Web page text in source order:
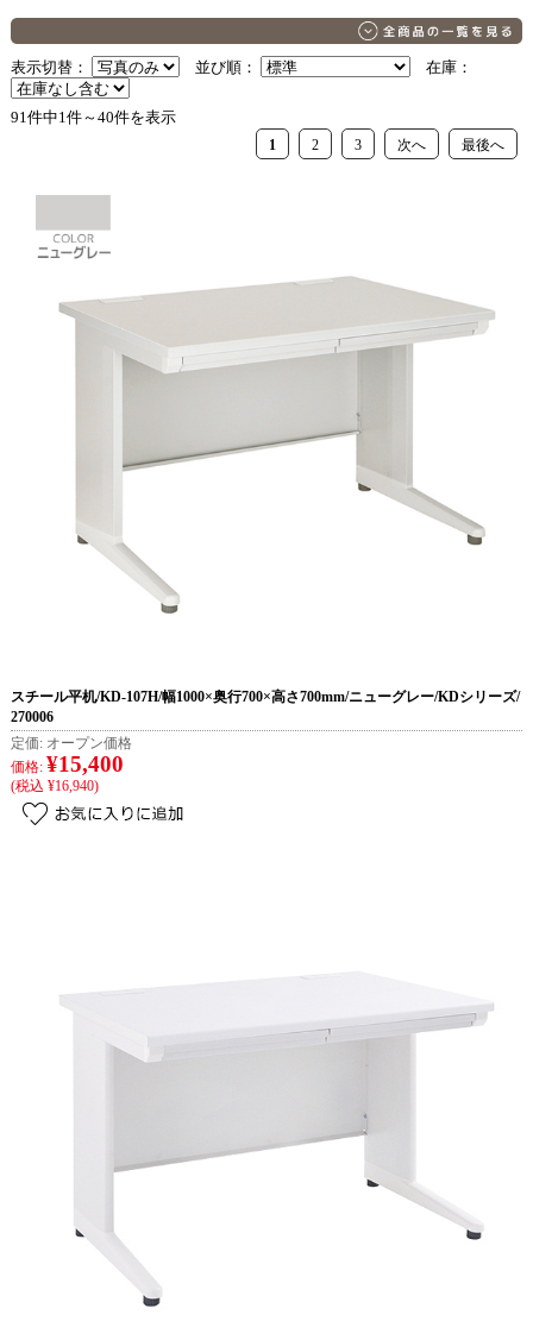
表示切替： 並び順： 在庫：
91件中1件～40件を表示
1 2 3 次へ 最後へ
スチール平机/KD-107H/幅1000×奥行700×高さ700mm/ニューグレー/KDシリーズ/
270006
定価: オープン価格
価格: ¥15,400
(税込 ¥16,940)